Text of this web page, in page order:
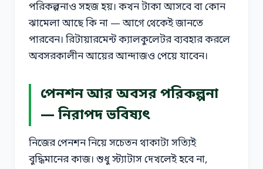
পরিকল্পনাও সহজ হয়। কখন টাকা আসবে বা কোন
ঝামেলা আছে কি না — আগে থেকেই জানতে
পারবেন। রিটায়ারমেন্ট ক্যালকুলেটর ব্যবহার করলে
অবসরকালীন আয়ের আন্দাজও পেয়ে যাবেন।
পেনশন আর অবসর পরিকল্পনা
— নিরাপদ ভবিষ্যৎ
নিজের পেনশন নিয়ে সচেতন থাকাটা সত্যিই
বুদ্ধিমানের কাজ। শুধু স্ট্যাটাস দেখলেই হবে না,